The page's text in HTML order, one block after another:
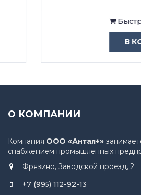
Быстрая
В КОРЗИНУ
О КОМПАНИИ
Компания ООО «Антал+»
снабжением промышленных
Фрязино, Заводской проезд, 2
+7 (995) 112-92-13